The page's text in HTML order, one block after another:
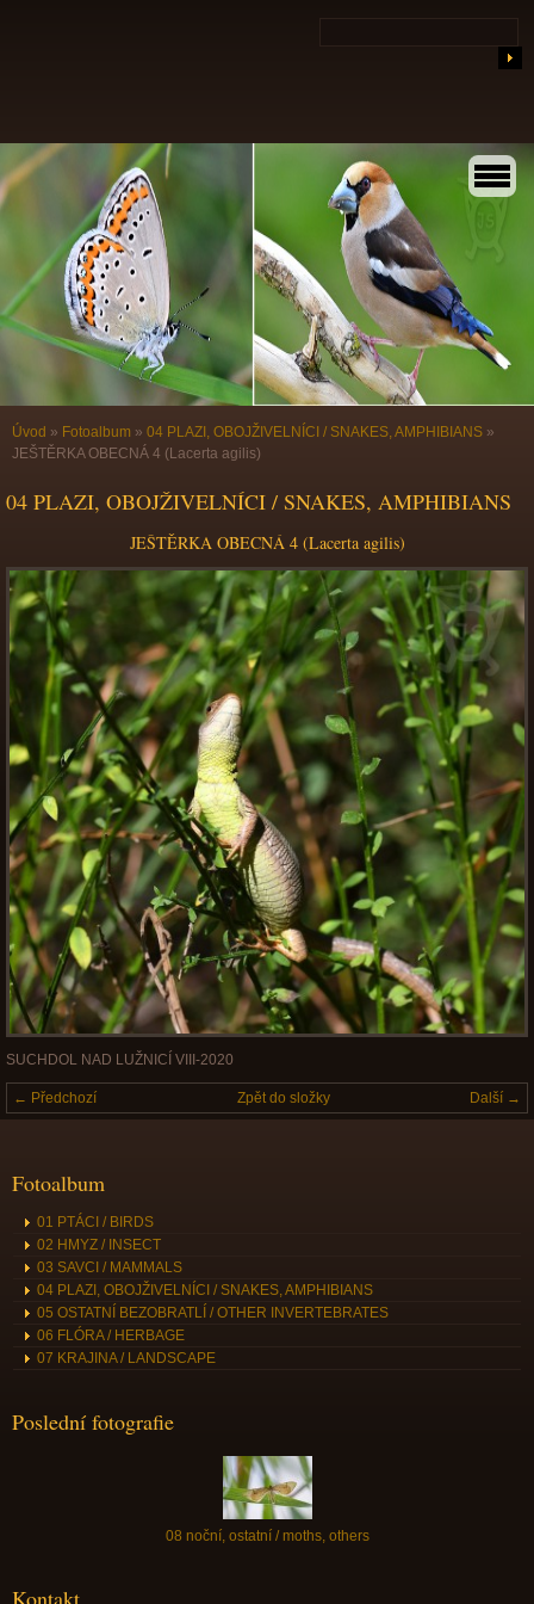
Úvod » Fotoalbum » 04 PLAZI, OBOJŽIVELNÍCI / SNAKES, AMPHIBIANS »
JEŠTĚRKA OBECNÁ 4 (Lacerta agilis)
04 PLAZI, OBOJŽIVELNÍCI / SNAKES, AMPHIBIANS
JEŠTĚRKA OBECNÁ 4 (Lacerta agilis)
SUCHDOL NAD LUŽNICÍ VIII-2020
← Předchozí Další →
Zpět do složky
Fotoalbum
01 PTÁCI / BIRDS
02 HMYZ / INSECT
03 SAVCI / MAMMALS
04 PLAZI, OBOJŽIVELNÍCI / SNAKES, AMPHIBIANS
05 OSTATNÍ BEZOBRATLÍ / OTHER INVERTEBRATES
06 FLÓRA / HERBAGE
07 KRAJINA / LANDSCAPE
Poslední fotografie
08 noční, ostatní / moths, others
Kontakt